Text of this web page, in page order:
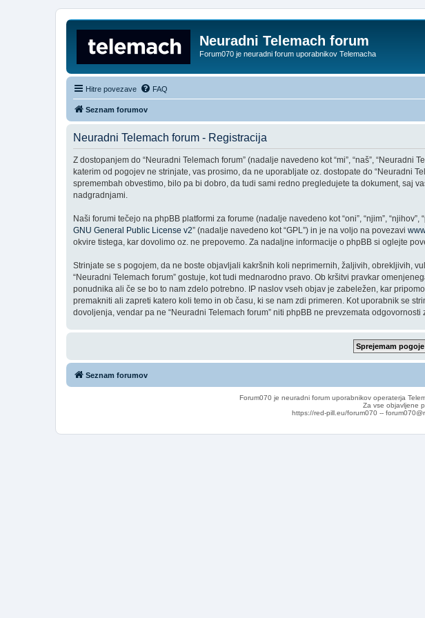
Neuradni Telemach forum
Forum070 je neuradni forum uporabnikov Telemacha
Hitre povezave FAQ
Seznam forumov
Neuradni Telemach forum - Registracija
Z dostopanjem do “Neuradni Telemach forum” (nadalje navedeno kot “mi”, “naš”,
katerim od pogojev ne strinjate, vas prosimo, da ne uporabljate oz. dostopate do “Neuradni
spremembah obvestimo, bilo pa bi dobro, da tudi sami redno pregledujete ta dokument, saj
nadgradnjami.
Naši forumi tečejo na phpBB platformi za forume (nadalje navedeno kot “oni”, “njim”,
GNU General Public License v2” (nadalje navedeno kot “GPL”) in je na voljo na povezavi
okvire tistega, kar dovolimo oz. ne prepovemo. Za nadaljne informacije o phpBB si oglejte
Strinjate se s pogojem, da ne boste objavljali kakršnih koli neprimernih, žaljivih, obrekljivih,
“Neuradni Telemach forum” gostuje, kot tudi mednarodno pravo. Ob kršitvi pravkar
ponudnika ali če se bo to nam zdelo potrebno. IP naslov vseh objav je zabeležen, kar
premakniti ali zapreti katero koli temo in ob času, ki se nam zdi primeren. Kot uporabnik se
dovoljenja, vendar pa ne “Neuradni Telemach forum” niti phpBB ne prevzemata
Seznam forumov
Forum070 je neuradni forum uporabnikov operaterja
Za vse objavljene
https://red-pill.eu/forum070 --